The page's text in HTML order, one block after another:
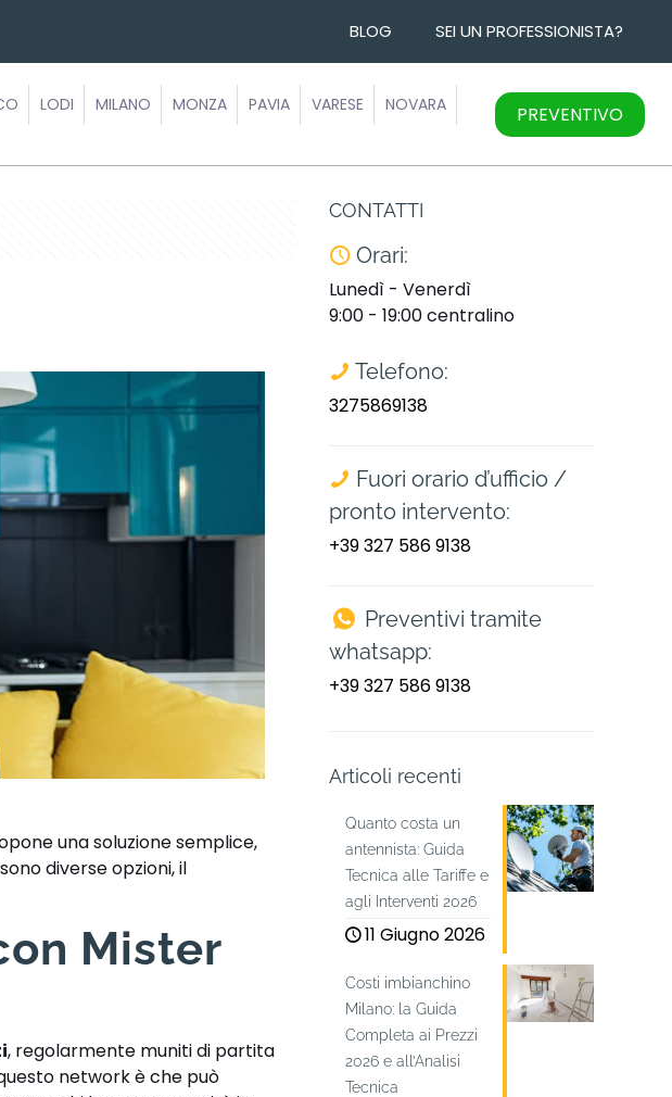
BLOG SEI UN PROFESSIONISTA?
LODI MILANO MONZA PAVIA VARESE
NOVARA
PREVENTIVO
una soluzione semplice,
diverse opzioni, il
Mister
, regolarmente muniti di partita
network è che può
CONTATTI
Orari:
Lunedì - Venerdì
9:00 - 19:00 centralino
Telefono:
3275869138
Fuori orario d’ufficio /
pronto intervento:
+39 327 586 9138
Preventivi tramite
whatsapp:
+39 327 586 9138
Articoli recenti
Quanto costa un
antennista: Guida
Tecnica alle Tariffe e
agli Interventi 2026
11 Giugno 2026
Costi imbianchino
Milano: la Guida
Completa ai Prezzi
2026 e all’Analisi
Tecnica